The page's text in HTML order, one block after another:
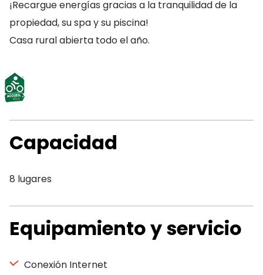
¡Recargue energías gracias a la tranquilidad de la
propiedad, su spa y su piscina!
Casa rural abierta todo el año.
Capacidad
8 lugares
Equipamiento y servicio
Conexión Internet